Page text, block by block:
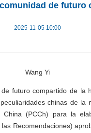
de futuro
2025-11-05 10:00
Wang Yi
futuro compartido de la
chinas de la
(PCCh) para la
Recomendaciones)